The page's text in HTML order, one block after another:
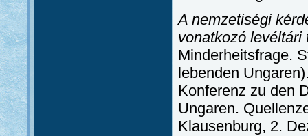
A nemzetiségi
vonatkozó levéltári
Minderheitsfrage.
lebenden
Konferenz zu den
Ungaren.
Klausenburg, 2.